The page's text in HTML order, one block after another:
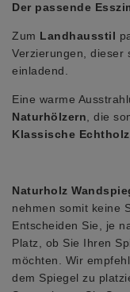
Der passende
Zum Landhausstil
Verzierungen, dieser
einladend.
Eine warme
Naturhölzern , die
Klassische
Naturholz
nehmen somit keine
Entscheiden Sie, je
Platz, ob Sie Ihren
möchten. Wir
dem Spiegel zu